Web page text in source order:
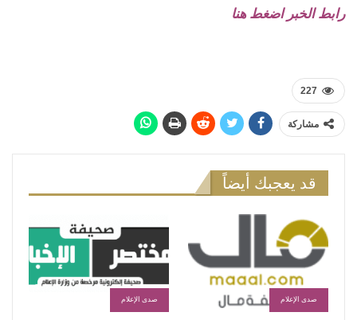
رابط الخبر اضغط هنا
227
مشاركة
قد يعجبك أيضاً
صدى الإعلام صدى الإعلام